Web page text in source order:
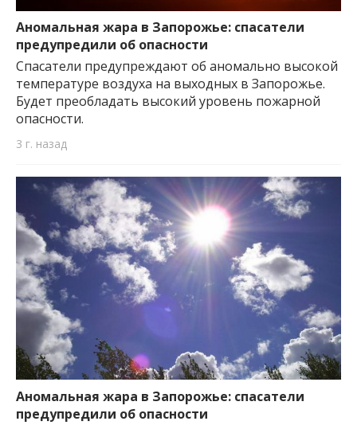
города Запорожья и области.
Аномальная жара в Запорожье: спасатели
предупредили об опасности
Спасатели предупреждают об аномально высокой
температуре воздуха на выходных в Запорожье.
Будет преобладать высокий уровень пожарной
опасности.
3 г. назад
Аномальная жара в Запорожье: спасатели
предупредили об опасности